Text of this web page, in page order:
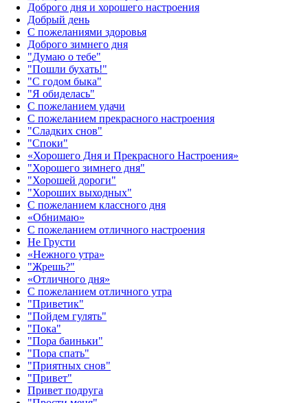
Доброго дня и хорошего настроения
Добрый день
С пожеланиями здоровья
Доброго зимнего дня
"Думаю о тебе"
"Пошли бухать!"
"С годом быка"
"Я обиделась"
С пожеланием удачи
С пожеланием прекрасного настроения
"Сладких снов"
"Споки"
«Хорошего Дня и Прекрасного Настроения»
"Хорошего зимнего дня"
"Хорошей дороги"
"Хороших выходных"
С пожеланием классного дня
«Обнимаю»
С пожеланием отличного настроения
Не Грусти
«Нежного утра»‎
"Жрешь?"
«Отличного дня»‎
С пожеланием отличного утра
"Приветик"
"Пойдем гулять"
"Пока"
"Пора баиньки"
"Пора спать"
"Приятных снов"
"Привет"
Привет подруга